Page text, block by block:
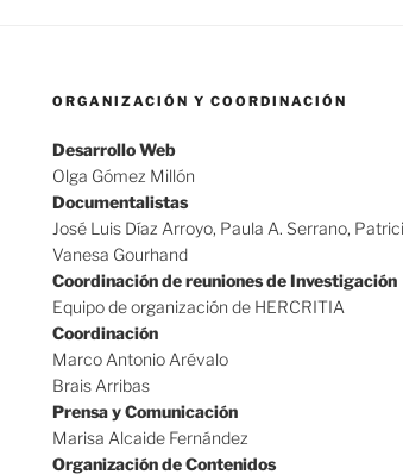
ORGANIZACIÓN Y COORDINACIÓN
Desarrollo Web
Olga Gómez Millón
Documentalistas
José Luis Díaz Arroyo, Paula A. Serrano,
Vanesa Gourhand
Coordinación de reuniones de Investigación
Equipo de organización de HERCRITIA
Coordinación
Marco Antonio Arévalo
Brais Arribas
Prensa y Comunicación
Marisa Alcaide Fernández
Organización de Contenidos